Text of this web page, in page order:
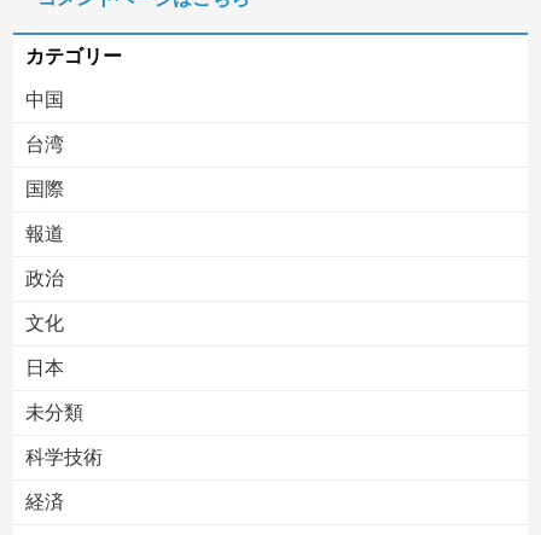
【移民政策反対】イオンの売り場で唐揚げを食う中国人の子供
カテゴリー
中国
台湾
国際
報道
政治
文化
日本
未分類
科学技術
経済